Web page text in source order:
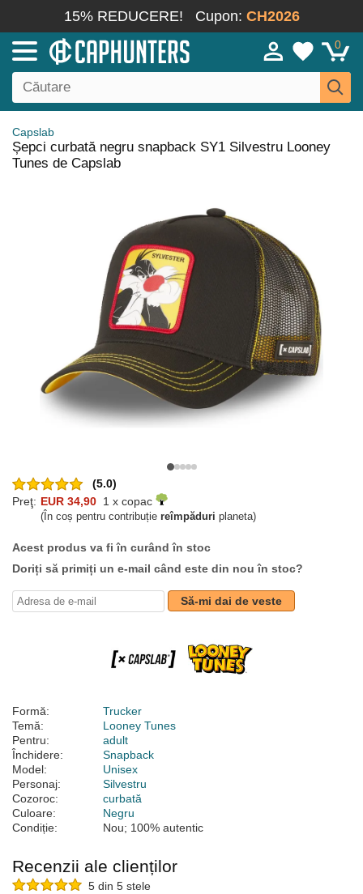
15% REDUCERE! Cupon: CH2026
0
Capslab
Șepci curbată negru snapback SY1 Silvestru Looney
Tunes de Capslab
(5.0)
Preţ: EUR 34,90 1 x copac
(În coș pentru contribuție reîmpăduri planeta)
Acest produs va fi în curând în stoc
Doriți să primiți un e-mail când este din nou în stoc?
Să-mi dai de veste
Formă:
Trucker
Temă:
Looney Tunes
Pentru:
adult
Închidere:
Snapback
Model:
Unisex
Personaj:
Silvestru
Cozoroc:
curbată
Culoare:
Negru
Condiție:
Nou; 100% autentic
Recenzii ale clienților
5 din 5 stele